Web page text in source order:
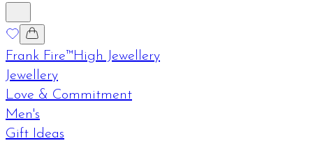
Frank Fire™High Jewellery
Jewellery
Love & Commitment
Men's
Gift Ideas